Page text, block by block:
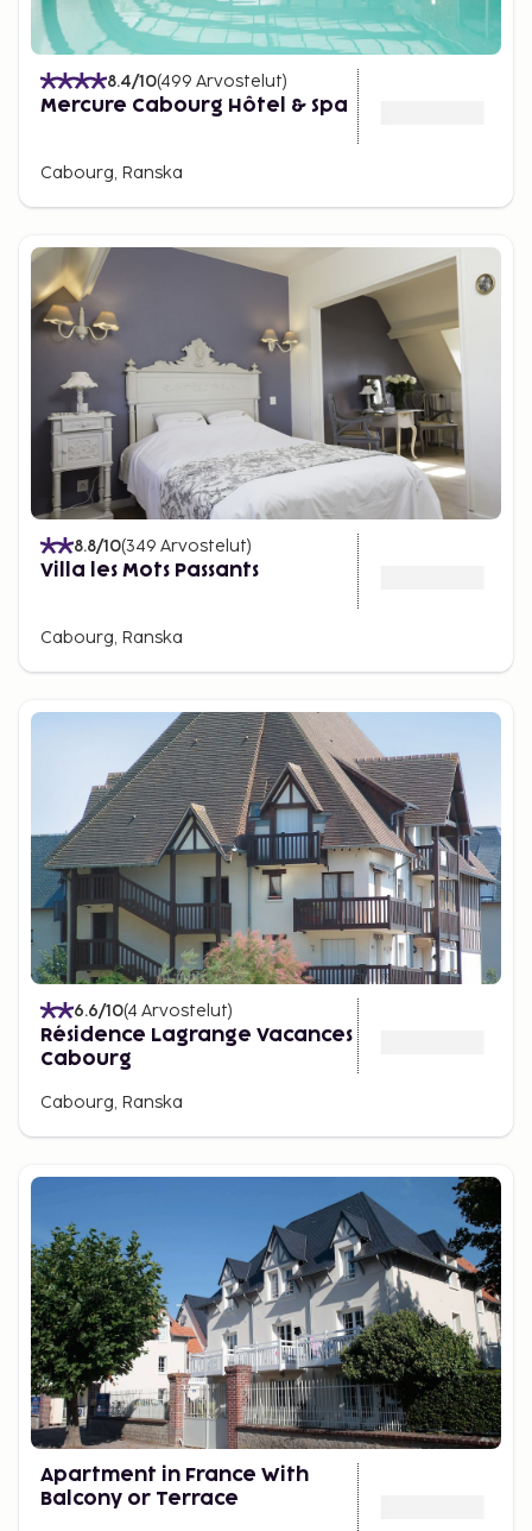
8.4/10(499 Arvostelut)
Mercure Cabourg Hôtel & Spa
Cabourg, Ranska
8.8/10(349 Arvostelut)
Villa les Mots Passants
Cabourg, Ranska
6.6/10(4 Arvostelut)
Résidence Lagrange Vacances
Cabourg
Cabourg, Ranska
Apartment in France With
Balcony or Terrace